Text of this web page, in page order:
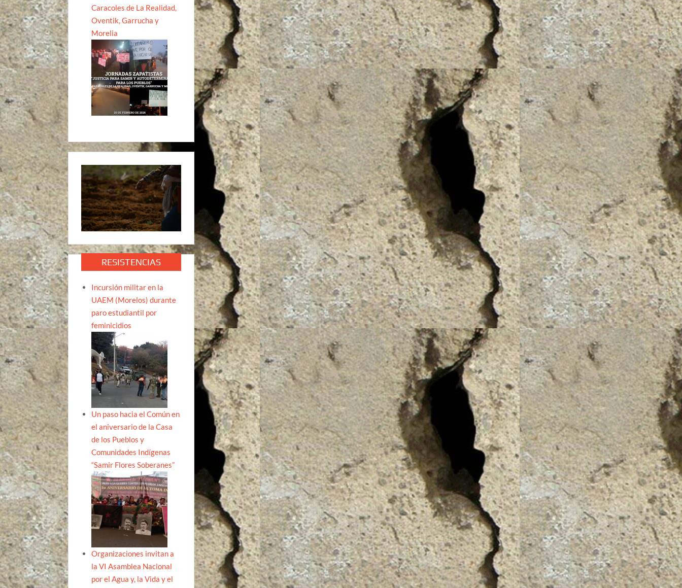
Caracoles de La Realidad,
Oventik, Garrucha y
Morelia
RESISTENCIAS
Incursión militar en la
UAEM (Morelos) durante
paro estudiantil por
feminicidios
Un paso hacia el Común en
el aniversario de la Casa
de los Pueblos y
Comunidades Indígenas
“Samir Flores Soberanes”
Organizaciones invitan a
la VI Asamblea Nacional
por el Agua y, la Vida y el